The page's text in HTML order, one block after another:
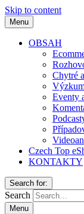
Skip to content
Menu
OBSAH
Chytré
Eventy
Czech Top
KONTAKTY
Search for:
Search
Menu